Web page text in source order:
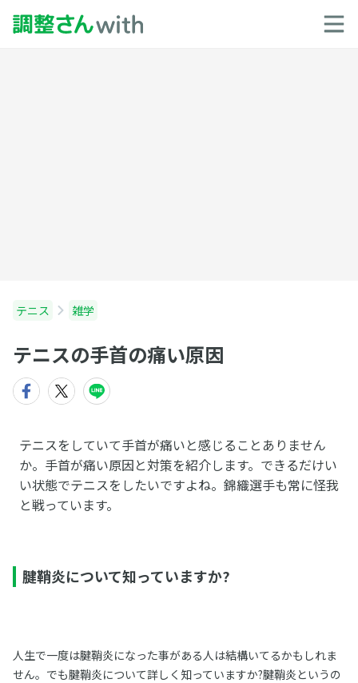
テニス 雑学
テニスの手首の痛い原因
テニスをしていて手首が痛いと感じることありません
か。手首が痛い原因と対策を紹介します。できるだけい
い状態でテニスをしたいですよね。錦織選手も常に怪我
と戦っています。
腱鞘炎について知っていますか?
人生で一度は腱鞘炎になった事がある人は結構いてるかもしれま
せん。でも腱鞘炎について詳しく知っていますか?腱鞘炎というの